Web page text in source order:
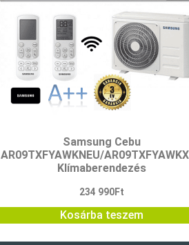
Samsung Cebu
AR09TXFYAWKNEU/
Klímaberendezés
234 990Ft
Kosárba teszem